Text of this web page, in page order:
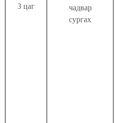
3 цаг
чадвар
сургах